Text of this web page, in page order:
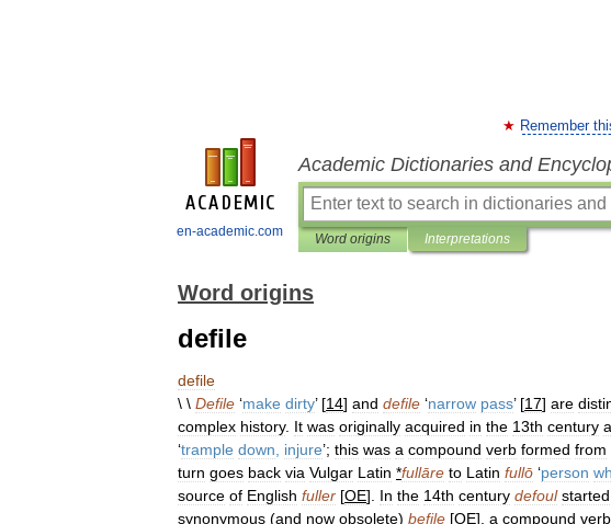
en-academic.com
Remember
Academic Dictionaries and
Word origins Interpretations
Word origins
defile
defile
\ \ Defile ‘make dirty’ [14] and defile ‘narrow pass’ [17] are
complex history. It was originally acquired in the 13th century
‘trample down injure’; this was a compound verb formed from
turn goes back via Vulgar Latin *fullāre to Latin fullō ‘person
source of English fuller [OE]. In the 14th century defoul started
synonymous (and now obsolete) befile [OE], a compound verb